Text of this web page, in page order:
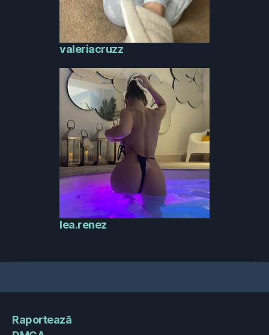
valeriacruzz
lea.renez
Raportează